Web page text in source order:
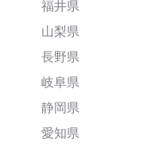
福井県
山梨県
長野県
岐阜県
静岡県
愛知県